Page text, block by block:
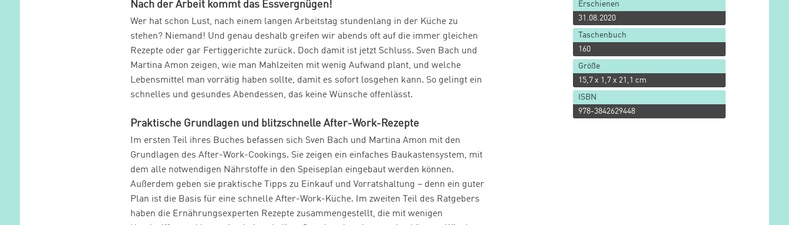
Erschienen
31.08.2020
Taschenbuch
160
Größe
15,7 x 1,7 x 21,1 cm
ISBN
978-3842629448
Nach der Arbeit kommt das Essvergnügen!
Wer hat schon Lust, nach einem langen Arbeitstag stundenlang in der Küche zu
stehen? Niemand! Und genau deshalb greifen wir abends oft auf die immer gleichen
Rezepte oder gar Fertiggerichte zurück. Doch damit ist jetzt Schluss. Sven Bach und
Martina Amon zeigen, wie man Mahlzeiten mit wenig Aufwand plant, und welche
Lebensmittel man vorrätig haben sollte, damit es sofort losgehen kann. So gelingt ein
schnelles und gesundes Abendessen, das keine Wünsche offenlässt.
Praktische Grundlagen und blitzschnelle After-Work-Rezepte
Im ersten Teil ihres Buches befassen sich Sven Bach und Martina Amon mit den
Grundlagen des After-Work-Cookings. Sie zeigen ein einfaches Baukastensystem, mit
dem alle notwendigen Nährstoffe in den Speiseplan eingebaut werden können.
Außerdem geben sie praktische Tipps zu Einkauf und Vorratshaltung – denn ein guter
Plan ist die Basis für eine schnelle After-Work-Küche. Im zweiten Teil des Ratgebers
haben die Ernährungsexperten Rezepte zusammengestellt, die mit wenigen